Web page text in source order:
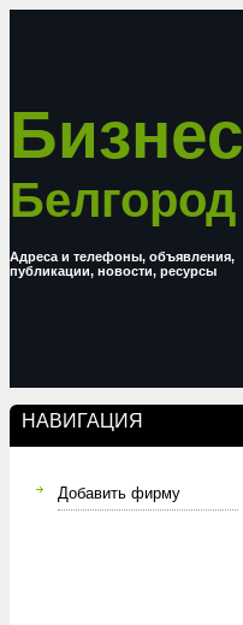
Бизнес
Белгород
Адреса и телефоны, объявления,
публикации, новости, ресурсы
НАВИГАЦИЯ
Добавить фирму